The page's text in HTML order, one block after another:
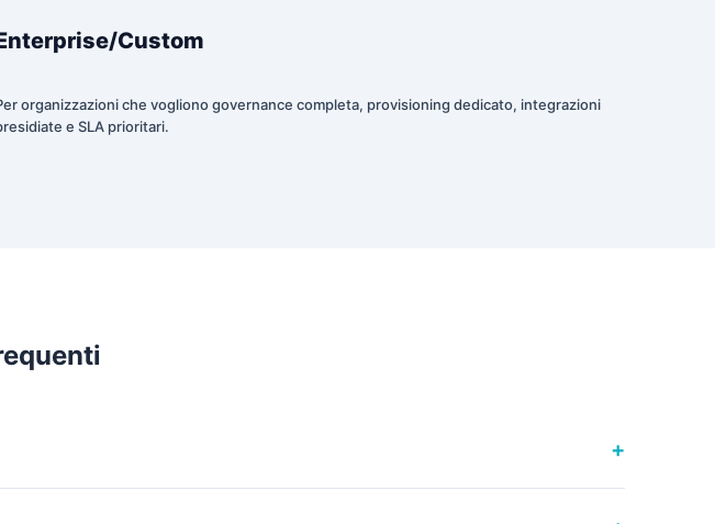
Custom
organizzazioni che vogliono governance completa, provisioning dedicato, integrazioni
e SLA prioritari.